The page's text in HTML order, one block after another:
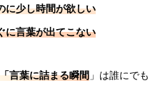
に少し時間が欲しい
に言葉が出てこない
「言葉に詰まる瞬間 」は誰にでも